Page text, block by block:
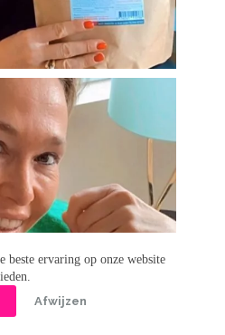
beste ervaring op onze website
Afwijzen